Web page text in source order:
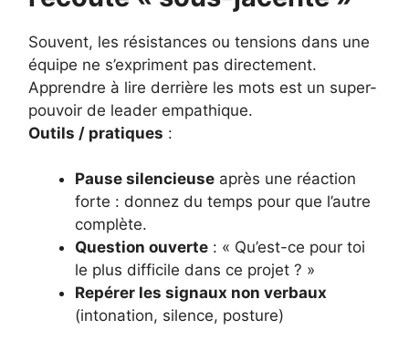
Souvent, les résistances ou tensions dans une
équipe ne s’expriment pas directement.
Apprendre à lire derrière les mots est un super-
pouvoir de leader empathique.
Outils / pratiques :
Pause silencieuse après une réaction
forte : donnez du temps pour que l’autre
complète.
Question ouverte : « Qu’est-ce pour toi
le plus difficile dans ce projet ? »
Repérer les signaux non verbaux
(intonation, silence, posture)